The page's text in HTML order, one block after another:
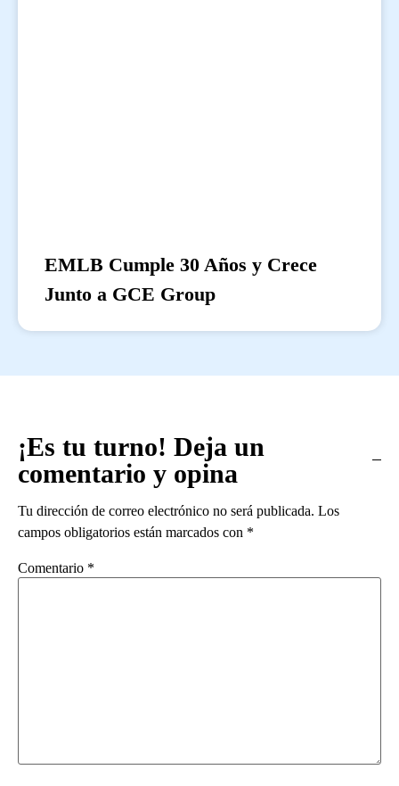
EMLB Cumple 30 Años y Crece
Junto a GCE Group
¡Es tu turno! Deja un
comentario y opina
Tu dirección de correo electrónico no será publicada. Los
campos obligatorios están marcados con *
Comentario *